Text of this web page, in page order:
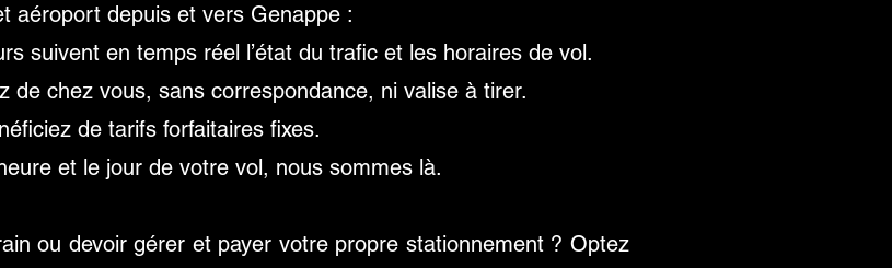
aéroport depuis et vers Genappe :
suivent en temps réel l’état du trafic et les horaires de vol.
de chez vous, sans correspondance, ni valise à tirer.
de tarifs forfaitaires fixes.
et le jour de votre vol, nous sommes là.
ou devoir gérer et payer votre propre stationnement ? Optez